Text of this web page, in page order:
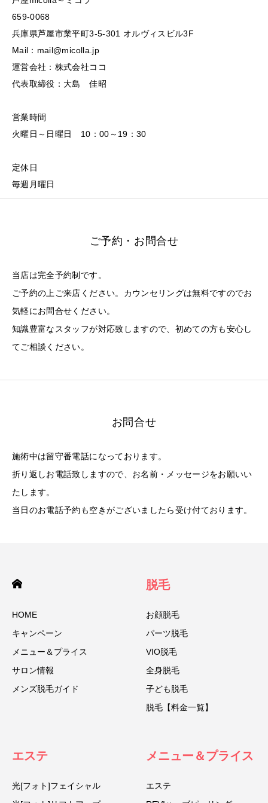
659-0068
兵庫県芦屋市業平町3-5-301 オルヴィスビル3F
Mail：mail@micolla.jp
運営会社：株式会社ココ
代表取締役：大島 佳昭
営業時間
火曜日～日曜日 10：00～19：30
定休日
毎週月曜日
ご予約・お問合せ
当店は完全予約制です。
ご予約の上ご来店ください。カウンセリングは無料ですのでお
気軽にお問合せください。
知識豊富なスタッフが対応致しますので、初めての方も安心し
てご相談ください。
お問合せ
施術中は留守番電話になっております。
折り返しお電話致しますので、お名前・メッセージをお願いい
たします。
当日のお電話予約も空きがございましたら受け付ております。
HOME
キャンペーン
メニュー＆プライス
サロン情報
メンズ脱毛ガイド
脱毛
お顔脱毛
パーツ脱毛
VIO脱毛
全身脱毛
子ども脱毛
脱毛【料金一覧】
エステ
光[フォト]フェイシャル
メニュー＆プライス
エステ